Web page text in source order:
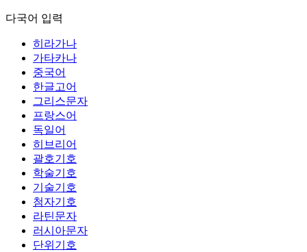
다국어 입력
히라가나
가타카나
중국어
한글고어
그리스문자
프랑스어
독일어
히브리어
괄호기호
학술기호
기술기호
첨자기호
라틴문자
러시아문자
단위기호